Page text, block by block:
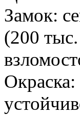
Замок:
(200